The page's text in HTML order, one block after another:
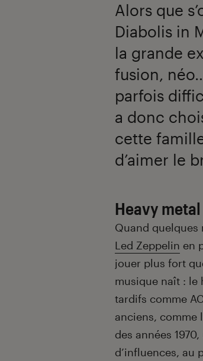
Alors que
Diabolis in
la grande
fusion,
parfois
a donc
cette
d’aimer le
Heavy
Quand quelques
Led Zeppelin en
jouer plus fort
musique naît : le
tardifs comme
anciens, comme
des années
d’influences, au